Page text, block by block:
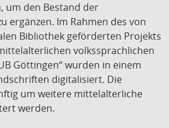
um den Bestand der
ergänzen. Im Rahmen des von
Bibliothek geförderten Projekts
volkssprachlichen
Göttingen“ wurden in einem
digitalisiert. Die
um weitere mittelalterliche
werden.